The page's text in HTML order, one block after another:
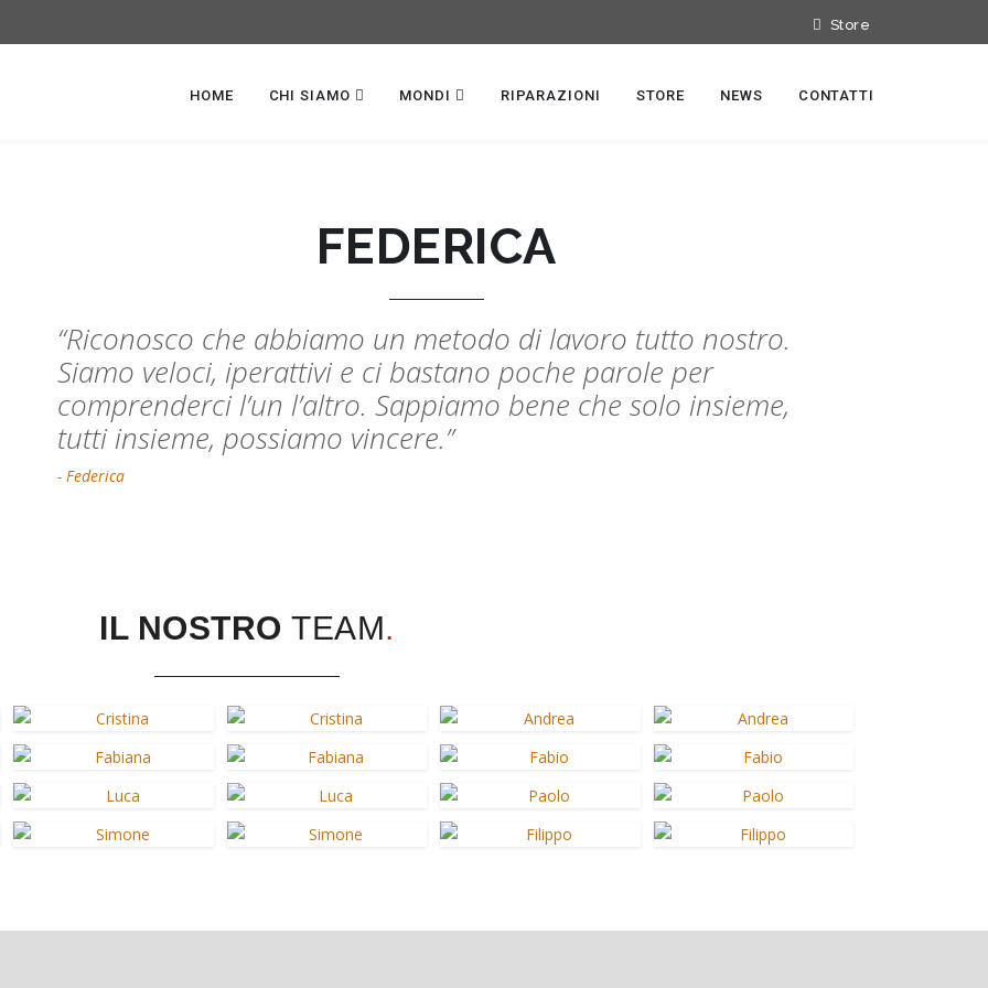
Store
HOME CHI SIAMO MONDI RIPARAZIONI STORE NEWS CONTATTI
FEDERICA
“Riconosco che abbiamo un metodo di lavoro tutto nostro.
Siamo veloci, iperattivi e ci bastano poche parole per
comprenderci l’un l’altro. Sappiamo bene che solo insieme,
tutti insieme, possiamo vincere.”
- Federica
IL NOSTROTEAM.
CRISTINA ANDREA ANDREA
FABIANA FABIO FABIO
Team Team Team